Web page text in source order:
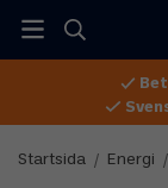
Startsida / Energi /